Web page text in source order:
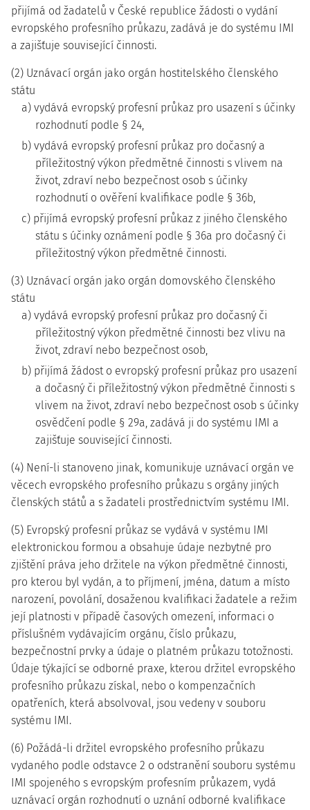
přijímá od žadatelů v České republice žádosti o vydání
evropského profesního průkazu, zadává je do systému IMI
a zajišťuje související činnosti.
(2) Uznávací orgán jako orgán hostitelského členského
státu
a) vydává evropský profesní průkaz pro usazení s účinky
rozhodnutí podle § 24,
b) vydává evropský profesní průkaz pro dočasný a
příležitostný výkon předmětné činnosti s vlivem na
život, zdraví nebo bezpečnost osob s účinky
rozhodnutí o ověření kvalifikace podle § 36b,
c) přijímá evropský profesní průkaz z jiného členského
státu s účinky oznámení podle § 36a pro dočasný či
příležitostný výkon předmětné činnosti.
(3) Uznávací orgán jako orgán domovského členského
státu
a) vydává evropský profesní průkaz pro dočasný či
příležitostný výkon předmětné činnosti bez vlivu na
život, zdraví nebo bezpečnost osob,
b) přijímá žádost o evropský profesní průkaz pro usazení
a dočasný či příležitostný výkon předmětné činnosti s
vlivem na život, zdraví nebo bezpečnost osob s účinky
osvědčení podle § 29a, zadává ji do systému IMI a
zajišťuje související činnosti.
(4) Není-li stanoveno jinak, komunikuje uznávací orgán ve
věcech evropského profesního průkazu s orgány jiných
členských států a s žadateli prostřednictvím systému IMI.
(5) Evropský profesní průkaz se vydává v systému IMI
elektronickou formou a obsahuje údaje nezbytné pro
zjištění práva jeho držitele na výkon předmětné činnosti,
pro kterou byl vydán, a to příjmení, jména, datum a místo
narození, povolání, dosaženou kvalifikaci žadatele a režim
její platnosti v případě časových omezení, informaci o
příslušném vydávajícím orgánu, číslo průkazu,
bezpečnostní prvky a údaje o platném průkazu totožnosti.
Údaje týkající se odborné praxe, kterou držitel evropského
profesního průkazu získal, nebo o kompenzačních
opatřeních, která absolvoval, jsou vedeny v souboru
systému IMI.
(6) Požádá-li držitel evropského profesního průkazu
vydaného podle odstavce 2 o odstranění souboru systému
IMI spojeného s evropským profesním průkazem, vydá
uznávací orgán rozhodnutí o uznání odborné kvalifikace